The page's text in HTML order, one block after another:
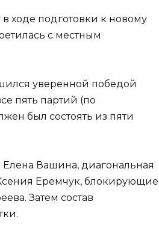
ходе подготовки к новому
с местным
уверенной победой
пять партий (по
был состоять из пяти
Елена Вашина, диагональная
Еремчук, блокирующие
Затем состав